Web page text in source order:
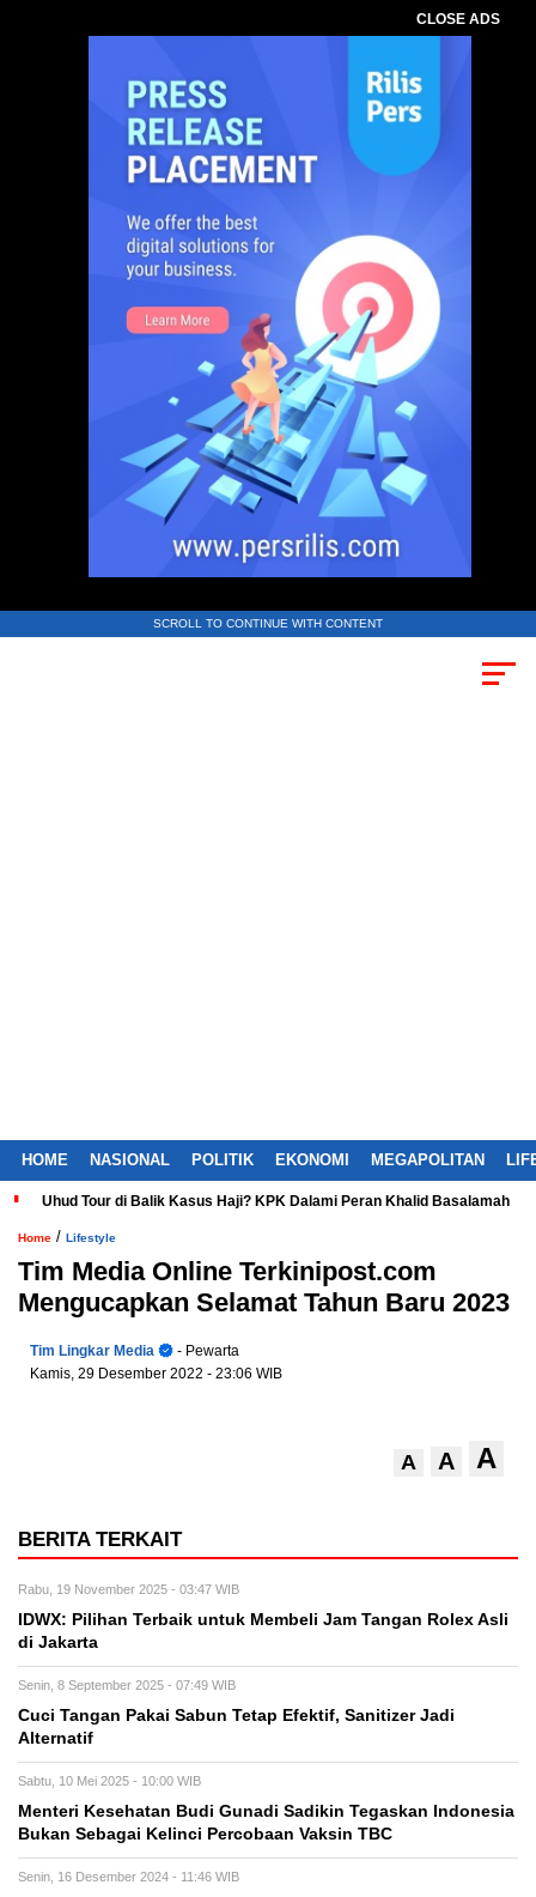
CLOSE ADS
SCROLL TO CONTINUE WITH CONTENT
HOME NASIONAL POLITIK EKONOMI MEGAPOLITAN
Uhud Tour di Balik Kasus Haji? KPK Dalami Peran Khalid Basalamah
Home / Lifestyle
Tim Media Online Terkinipost.com
Mengucapkan Selamat Tahun Baru 2023
Tim Lingkar Media
- Pewarta
Kamis, 29 Desember 2022 - 23:06 WIB
A A A
BERITA TERKAIT
Rabu, 19 November 2025 - 03:47 WIB
IDWX: Pilihan Terbaik untuk Membeli Jam Tangan Rolex Asli
di Jakarta
Senin, 8 September 2025 - 07:49 WIB
Cuci Tangan Pakai Sabun Tetap Efektif, Sanitizer Jadi
Alternatif
Sabtu, 10 Mei 2025 - 10:00 WIB
Menteri Kesehatan Budi Gunadi Sadikin Tegaskan Indonesia
Bukan Sebagai Kelinci Percobaan Vaksin TBC
Senin, 16 Desember 2024 - 11:46 WIB